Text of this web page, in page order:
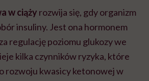
w ciąży rozwija się, gdy organizm
insuliny. Jest ona hormonem
regulację poziomu glukozy we
kilka czynników ryzyka, które
rozwoju kwasicy ketonowej w